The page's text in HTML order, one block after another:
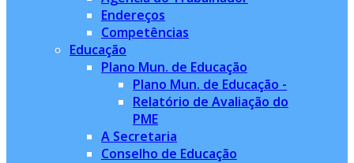
Endereços
Competências
Educação
Plano Mun. de Educação
Plano Mun. de Educação -
Relatório de Avaliação do
PME
A Secretaria
Conselho de Educação